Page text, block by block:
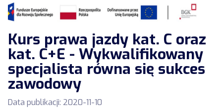
Kurs prawa jazdy kat. C oraz
kat. C+E - Wykwalifikowany
specjalista równa się sukces
zawodowy
Data publikacji: 2020-11-10